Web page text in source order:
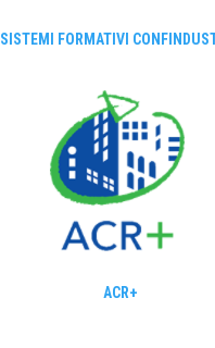
SISTEMI FORMATIVI
ACR+